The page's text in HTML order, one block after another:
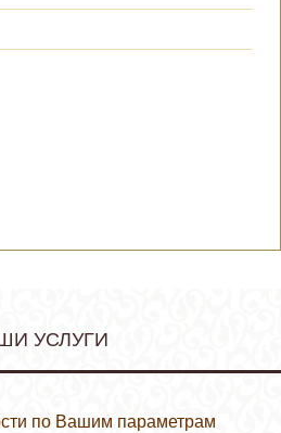
УСЛУГИ
по Вашим параметрам